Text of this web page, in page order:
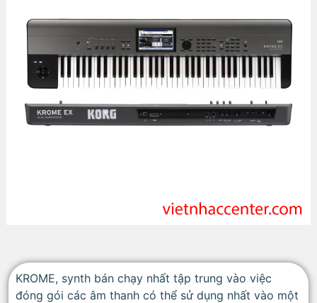
KROME, synth bán chạy nhất tập trung vào việc
đóng gói các âm thanh có thể sử dụng nhất vào một